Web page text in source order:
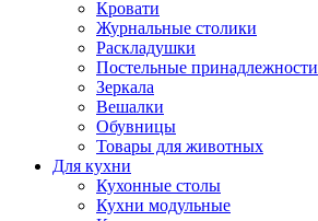
Кровати
Журнальные столики
Раскладушки
Постельные принадлежности
Зеркала
Вешалки
Обувницы
Товары для животных
Для кухни
Кухонные столы
Кухни модульные